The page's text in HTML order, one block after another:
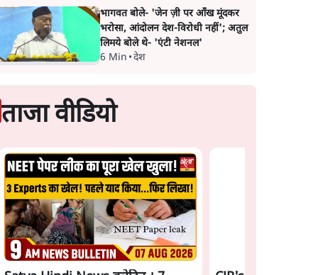
भागवत बोले- 'जेन ज़ी पर आँख मूंदकर
भरोसा, आंदोलन देश-विरोधी नहीं'; अतुल
लिमये बोले थे- 'एंटी नेशनल'
6 Min •देश
ताजा वीडियो